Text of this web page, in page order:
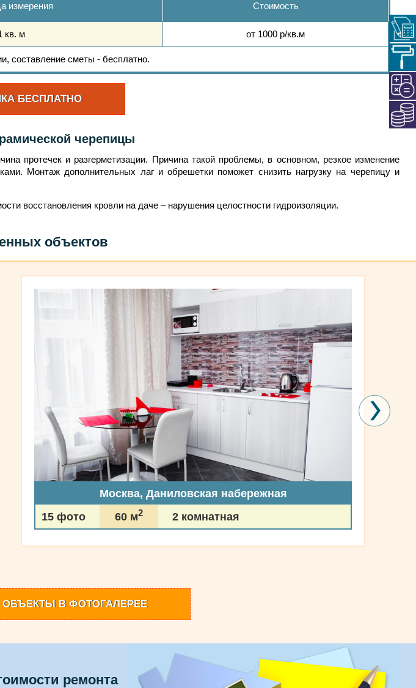
измерения Стоимость
кв. м от 1000 р/кв.м
составление сметы - бесплатно.
БЕСПЛАТНО
черепицы
протечек и разгерметизации. Причина такой проблемы, в основном, резкое изменение
Монтаж дополнительных лаг и обрешетки поможет снизить нагрузку на черепицу и
восстановления кровли на даче – нарушения целостности гидроизоляции.
объектов
Москва, Даниловская набережная
15 фото
60 м2 2 комнатная
ОБЪЕКТЫ В ФОТОГАЛЕРЕЕ
ремонта